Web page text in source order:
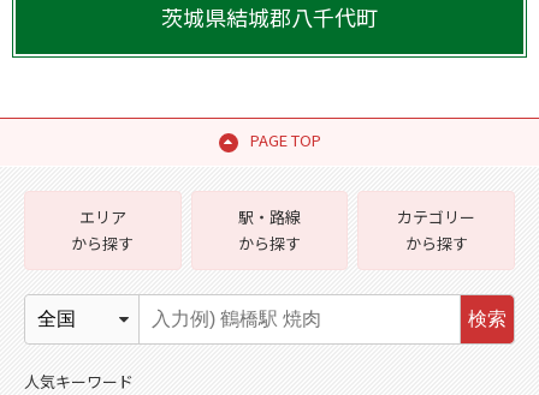
茨城県結城郡八千代町
PAGE TOP
エリア
から探す
駅・路線
から探す
カテゴリー
から探す
検索
人気キーワード